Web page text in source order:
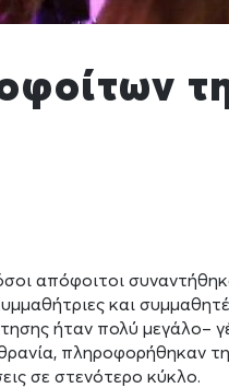
απόφοιτοι
και
ήταν πολύ μεγάλο–
πληροφορήθηκαν
σε στενότερο κύκλο.